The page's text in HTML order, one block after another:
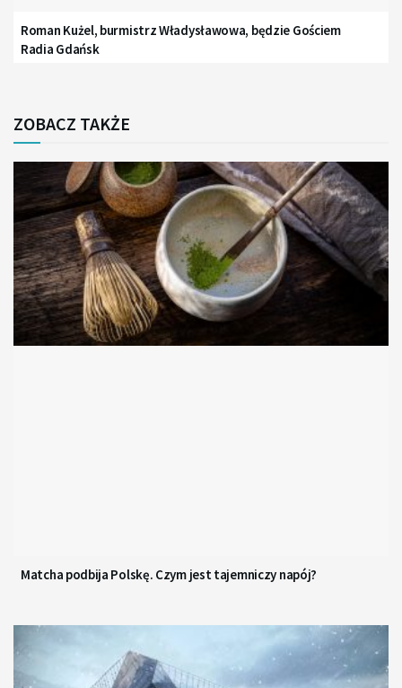
Roman Kużel, burmistrz Władysławowa, będzie Gościem
Radia Gdańsk
ZOBACZ TAKŻE
Matcha podbija Polskę. Czym jest tajemniczy napój?